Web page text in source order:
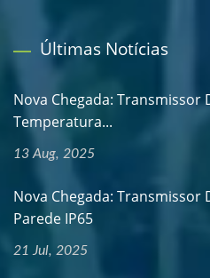
Últimas Notícias
Nova Chegada: Transmissor
Temperatura...
13 Aug, 2025
Nova Chegada: Transmissor
Parede IP65
21 Jul, 2025